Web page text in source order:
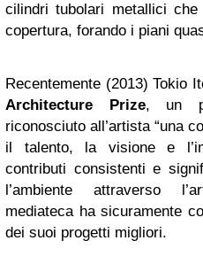
cilindri tubolari metallici
copertura, forando i piani
Recentemente (2013) Tokio
Architecture Prize, un
riconosciuto all’artista “una
il talento, la visione e
contributi consistenti e
l’ambiente attraverso
mediateca ha sicuramente
dei suoi progetti migliori.